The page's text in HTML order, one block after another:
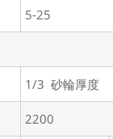
5-25
1/3 砂輪厚度
2200